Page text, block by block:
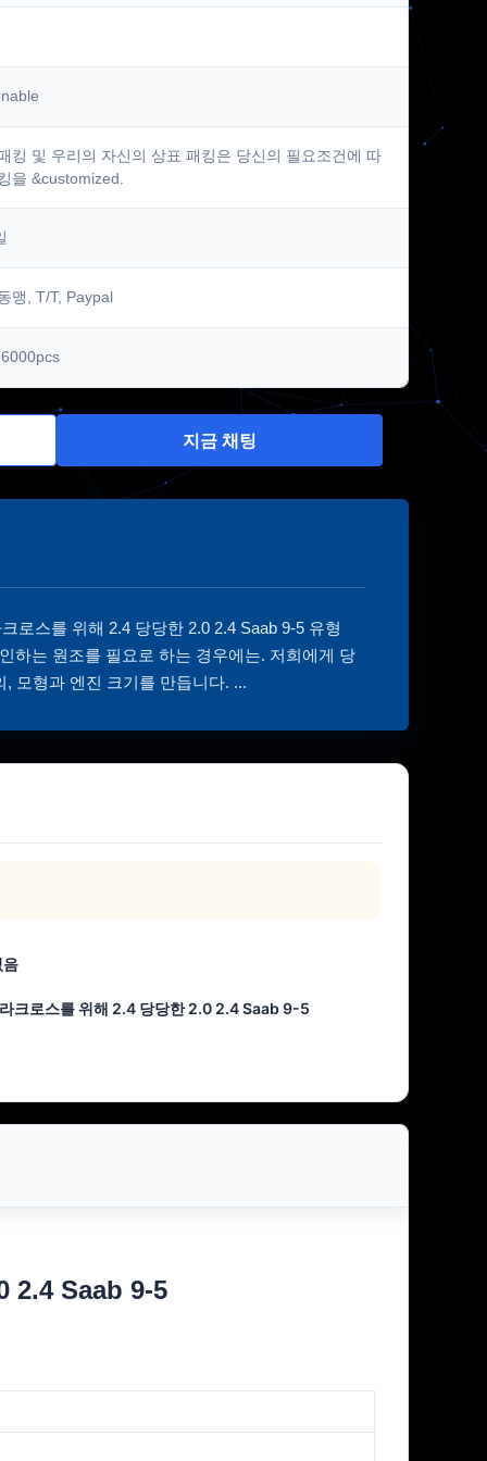
킹 및 우리의 자신의 상표 패킹은 당신의 필요조건에 따
을 &customized.
맹, T/T, Paypal
지금 채팅
로스를 위해 2.4 당당한 2.0 2.4 Saab 9-5 유형
하는 원조를 필요로 하는 경우에는. 저희에게 당
모형과 엔진 크기를 만듭니다. ...
음
크로스를 위해 2.4 당당한 2.0 2.4 Saab 9-5
2.4 Saab 9-5